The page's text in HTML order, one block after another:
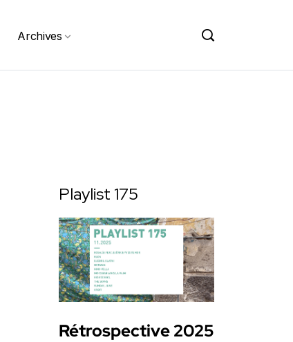
Archives
Playlist 175
Rétrospective 2025